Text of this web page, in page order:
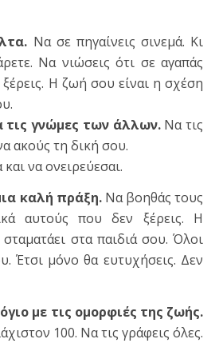
Να σε πηγαίνεις σινεμά. Κι
Να νιώσεις ότι σε αγαπάς
ξέρεις. Η ζωή σου είναι η σχέση
τις γνώμες των άλλων.Να τις
ακούς τη δική σου.
να ονειρεύεσαι.
καλή πράξη.Να βοηθάς τους
αυτούς που δεν ξέρεις. Η
στα παιδιά σου. Όλοι
Έτσι μόνο θα ευτυχήσεις. Δεν
με τις ομορφιές της ζωής.
100. Να τις γράφεις όλες.